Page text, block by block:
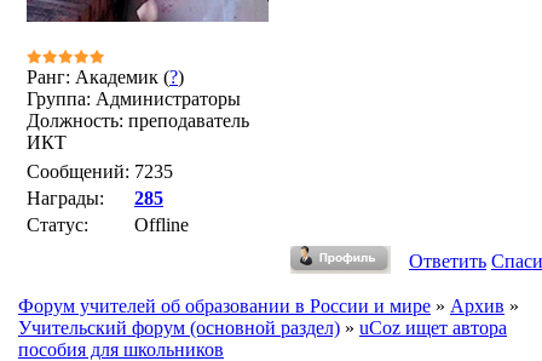
Ранг: Академик (?)
Группа: Администраторы
Должность: преподаватель
ИКТ
Сообщений: 7235
Награды:
285
Статус:
Offline
Ответить
Форум учителей об образовании в России и мире » Архив »
Учительский форум (основной раздел) » uCoz ищет автора
пособия для школьников